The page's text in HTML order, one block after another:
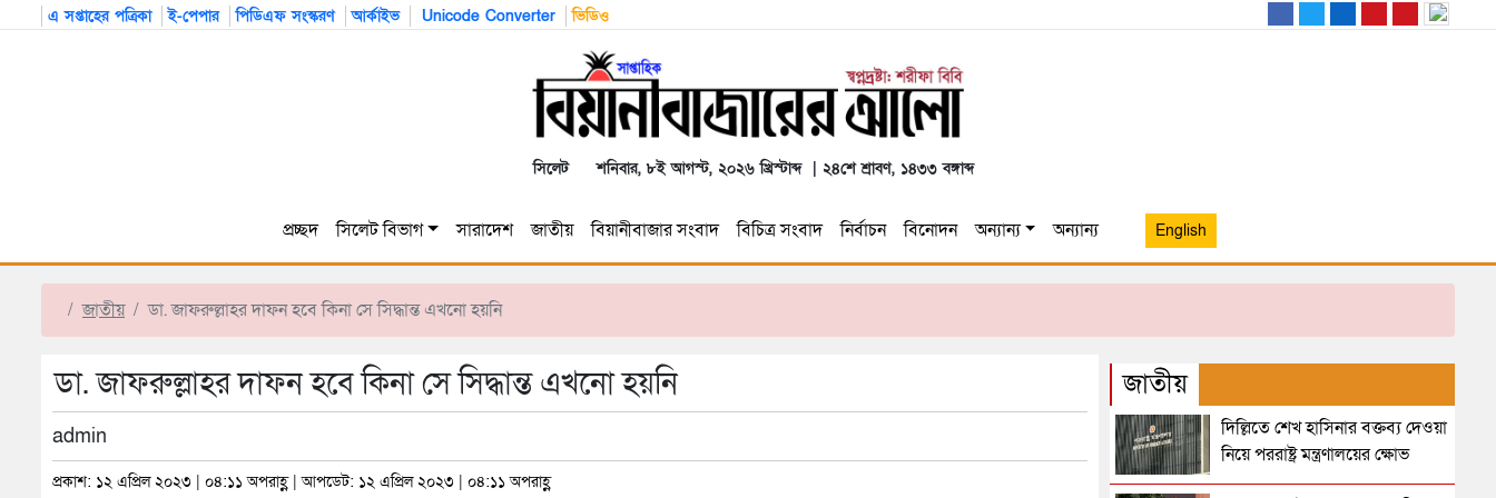
এ সপ্তাহের পত্রিকা ই-পেপার পিডিএফ সংস্করণ আর্কাইভ Unicode Converter ভিডিও
সিলেট শনিবার, ৮ই আগস্ট, ২০২৬ খ্রিস্টাব্দ | ২৪শে শ্রাবণ, ১৪৩৩ বঙ্গাব্দ
প্রচ্ছদ সিলেট বিভাগ সারাদেশ জাতীয় বিয়ানীবাজার সংবাদ বিচিত্র সংবাদ নির্বাচন বিনোদন অন্যান্য অন্যান্য English
জাতীয় ডা. জাফরুল্লাহর দাফন হবে কিনা সে সিদ্ধান্ত এখনো হয়নি
ডা. জাফরুল্লাহর দাফন হবে কিনা সে সিদ্ধান্ত এখনো হয়নি
admin
প্রকাশ: ১২ এপ্রিল ২০২৩ | ০৪:১১ অপরাহ্ণ | আপডেট: ১২ এপ্রিল ২০২৩ | ০৪:১১ অপরাহ্ণ
জাতীয়
দিল্লিতে শেখ হাসিনার বক্তব্য দেওয়া
নিয়ে পররাষ্ট্র মন্ত্রণালয়ের ক্ষোভ